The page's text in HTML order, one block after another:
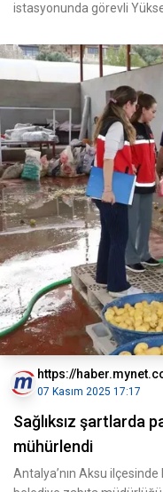
istasyonunda görevli
https://
07 Kasım 2025 17:17
Sağlıksız şartlarda
mühürlendi
Antalya’nın Aksu